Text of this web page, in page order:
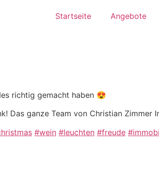
Startseite Angebote
richtig gemacht haben 😍
Das ganze Team von Christian Zimmer
#wein #leuchten #freude